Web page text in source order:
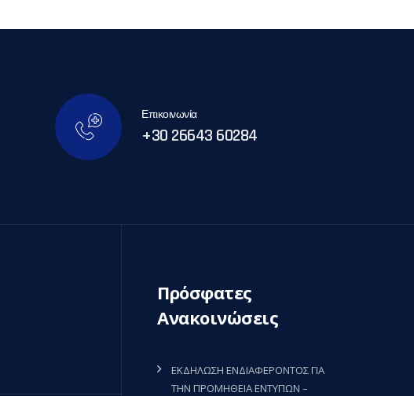
Επικοινωνία
+30 26643 60284
Πρόσφατες
Ανακοινώσεις
ΕΚΔΗΛΩΣΗ ΕΝΔΙΑΦΕΡΟΝΤΟΣ ΓΙΑ
ΤΗΝ ΠΡΟΜΗΘΕΙΑ ΕΝΤΥΠΩΝ –